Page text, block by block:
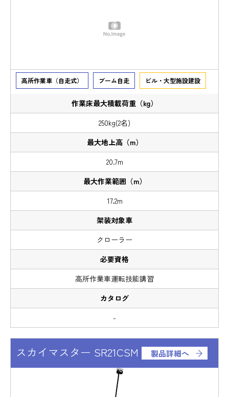
高所作業車（自走式） ブーム自走 ビル・大型施設建設
250kg(2名)
20.7m
17.2m
クローラー
高所作業車運転技能講習
-
スカイマスター SR21CSM 製品詳細へ